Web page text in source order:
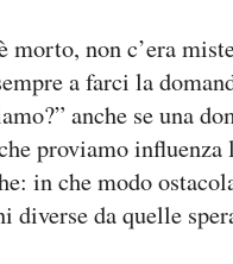
morto, non c’era
a farci la
anche se una
proviamo influenza
in che modo
diverse da quelle